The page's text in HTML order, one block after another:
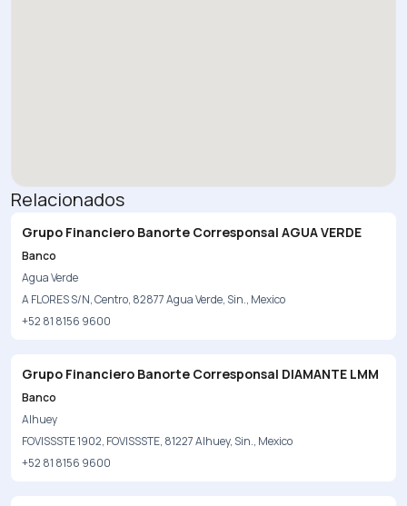
Relacionados
Grupo Financiero Banorte Corresponsal AGUA VERDE
Banco
Agua Verde
A FLORES S/N, Centro, 82877 Agua Verde, Sin., Mexico
+52 81 8156 9600
Grupo Financiero Banorte Corresponsal DIAMANTE LMM
Banco
Alhuey
FOVISSSTE 1902, FOVISSSTE, 81227 Alhuey, Sin., Mexico
+52 81 8156 9600